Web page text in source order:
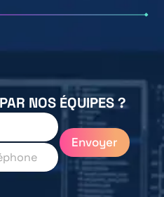
NOS ÉQUIPES ?
Envoyer